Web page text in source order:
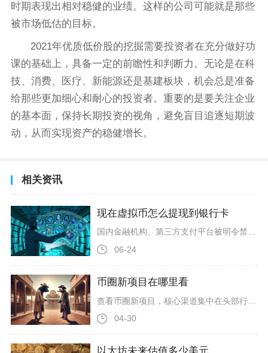
时期表现出相对稳健的业绩。这样的公司可能就是那些
被市场低估的目标。
2021年优质低价股的挖掘需要投资者在充分做好功
课的基础上，具备一定的前瞻性和判断力。无论是在科
技、消费、医疗、新能源还是基建板块，机会总是准备
给那些更加细心和耐心的投资者。重要的是要关注企业
的基本面，保持长期投资的视角，避免盲目追逐短期波
动，从而实现资产的稳健增长。
相关资讯
现在虚拟币怎么提现到银行卡
国内金融机构、第三方支付平台被明令禁止为虚拟货币相关业务提供开户、转账、资金清算服务，比特币、以太坊、USDT等币种不能直接在银行体系完成变现提现，市面上流传的C2C场外出金转银行卡，本质是个人之间私下货币互换，并不受法律法规保护。不少用户选择境外交易所C2C挂单出售稳定币变现，操作上需要先完成平台全级别实名认证，绑定本人名下一类储蓄卡，再把钱包内各类主流币种统一兑换为USDT稳定币，划转至平台法币账户后发布卖单，匹配平台入驻商家，商家通过个人账户网银转账至用户银行卡，用户确
06-24
币圈新项目在哪里看
04-30